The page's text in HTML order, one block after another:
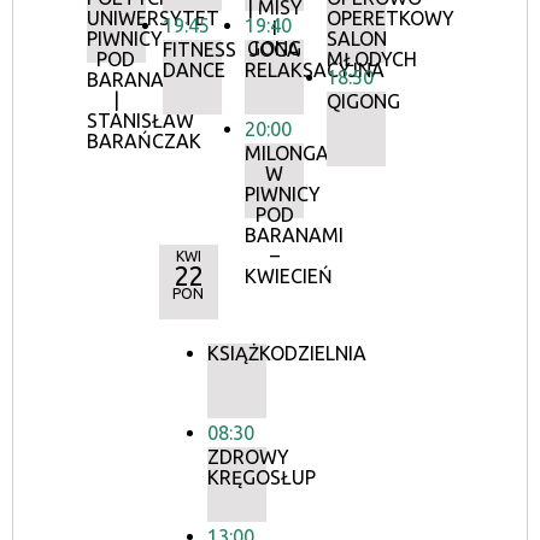
UNIWERSYTET
PIWNICY
POD
BARANAMI
STANISŁAW
BARAŃCZAK
19:45
FITNESS
DANCE
| MISY
I
GONG
19:40
JOGA
RELAKSACYJNA
20:00
MILONGA
W
PIWNICY
POD
BARANAMI
–
KWIECIEŃ
OPERETKOWY
SALON
MŁODYCH
18:50
QIGONG
KWI
22
PON
KSIĄŻKODZIELNIA
08:30
ZDROWY
KRĘGOSŁUP